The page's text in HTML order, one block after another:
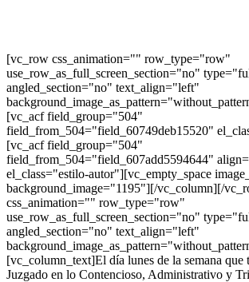
[vc_row css_animation="" row_type="row"
use_row_as_full_screen_section="no"
angled_section="no" text_align="left"
[vc_acf field_group="504"
field_from_504="field_60749deb15520"
[vc_acf field_group="504"
field_from_504="field_607add5594644"
el_class="estilo-autor"][vc_empty_space
background_image="1195"][/vc_column][/
css_animation="" row_type="row"
use_row_as_full_screen_section="no"
angled_section="no" text_align="left"
[vc_column_text]El día lunes de la semana que
Juzgado en lo Contencioso, Administrativo y